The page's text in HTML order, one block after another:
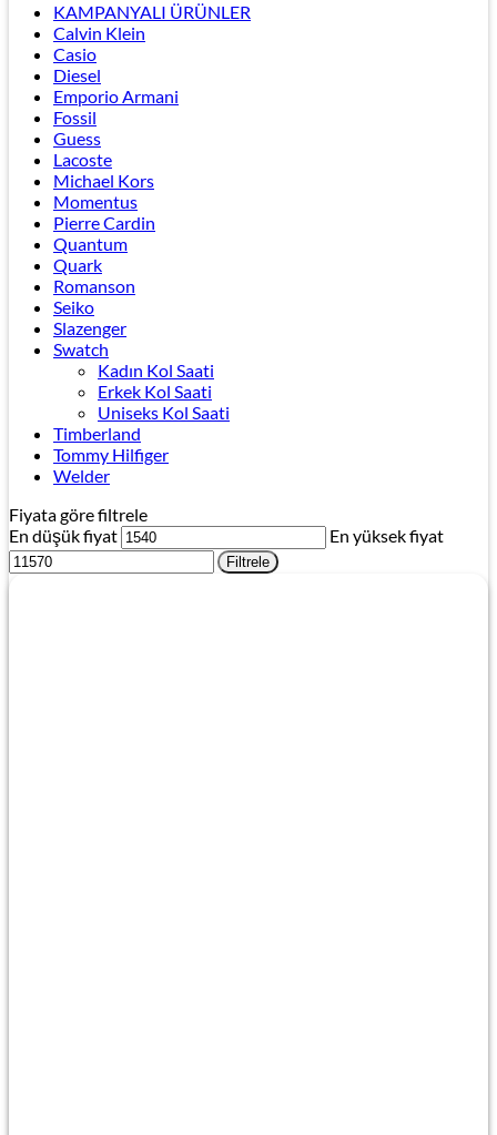
KAMPANYALI ÜRÜNLER
Calvin Klein
Casio
Diesel
Emporio Armani
Fossil
Guess
Lacoste
Michael Kors
Momentus
Pierre Cardin
Quantum
Quark
Romanson
Seiko
Slazenger
Swatch
Kadın Kol Saati
Erkek Kol Saati
Uniseks Kol Saati
Timberland
Tommy Hilfiger
Welder
Fiyata göre filtrele
En düşük fiyat
En yüksek fiyat
Filtrele